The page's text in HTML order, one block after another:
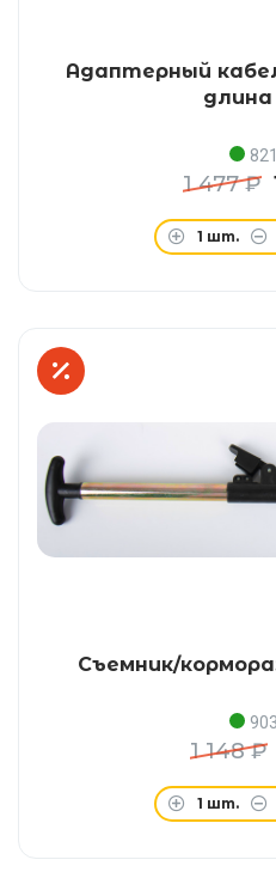
Адаптерный
длина
1 477 ₽
1 шт.
Съемник/
1 148 ₽
1 шт.